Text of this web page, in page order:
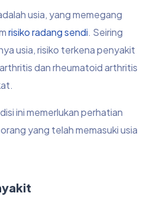
usia, yang memegang
risiko radang sendi. Seiring
usia, risiko terkena penyakit
dan rheumatoid arthritis
ini memerlukan perhatian
yang telah memasuki usia